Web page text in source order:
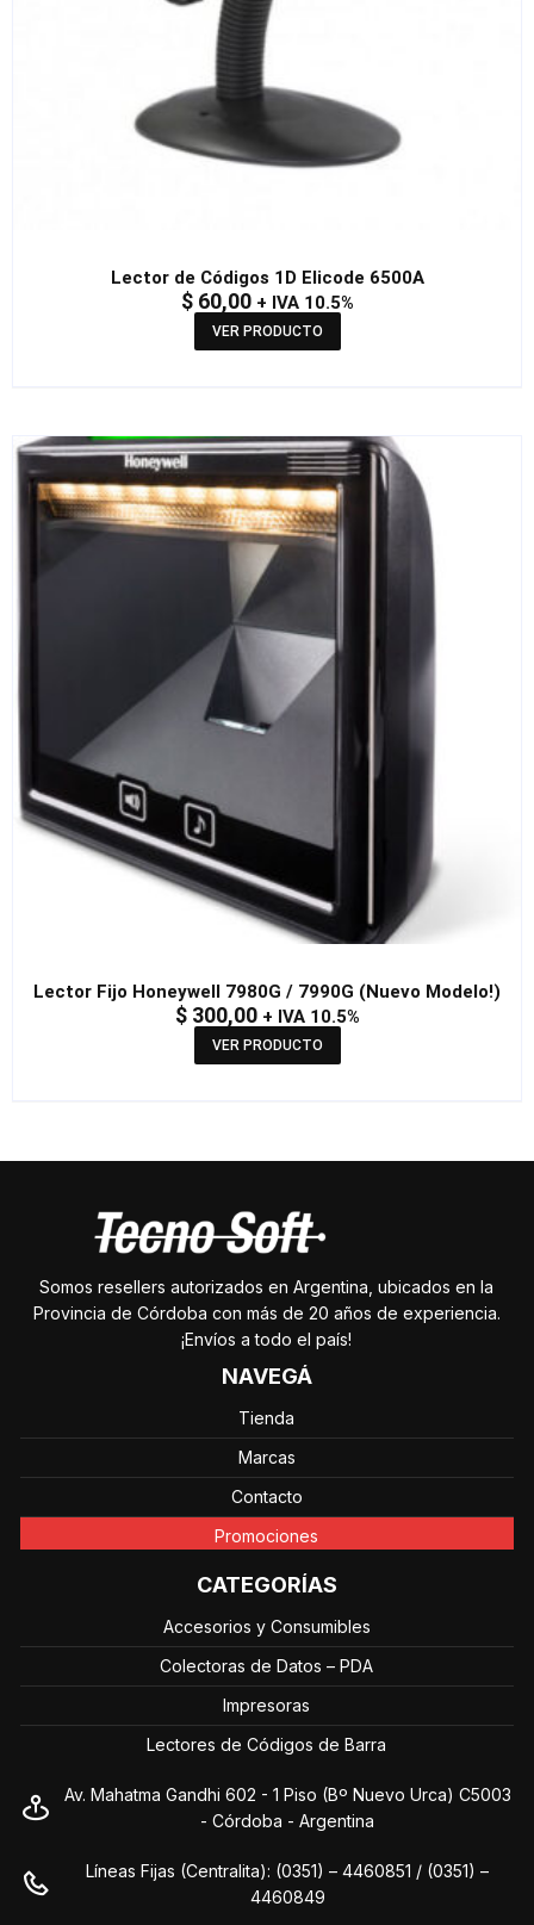
Lector de Códigos 1D Elicode 6500A
$60,00+ IVA 10.5%
VER PRODUCTO
Lector Fijo Honeywell 7980G / 7990G (Nuevo Modelo!)
$300,00+ IVA 10.5%
VER PRODUCTO
Somos resellers autorizados en Argentina, ubicados en la
Provincia de Córdoba con más de 20 años de experiencia.
¡Envíos a todo el país!
NAVEGÁ
Tienda
Marcas
Contacto
Promociones
CATEGORÍAS
Accesorios y Consumibles
Colectoras de Datos – PDA
Impresoras
Lectores de Códigos de Barra
Av. Mahatma Gandhi 602 - 1 Piso (Bº Nuevo Urca) C5003
- Córdoba - Argentina
Líneas Fijas (Centralita): (0351) – 4460851 / (0351) –
4460849